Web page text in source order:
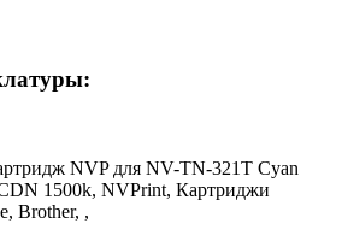
NVP для NV-TN-321T Cyan
1500k, NVPrint, Картриджи
Brother, ,